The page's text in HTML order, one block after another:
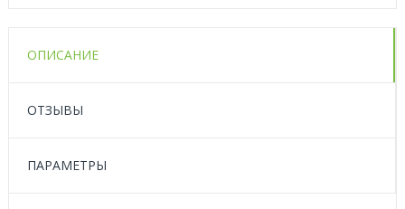
ОПИСАНИЕ
ОТЗЫВЫ
ПАРАМЕТРЫ